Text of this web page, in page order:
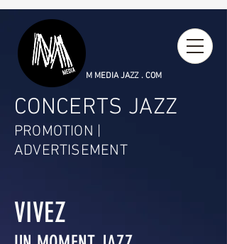
M MEDIA JAZZ . COM
CONCERTS JAZZ
PROMOTION |
ADVERTISEMENT
VIVEZ